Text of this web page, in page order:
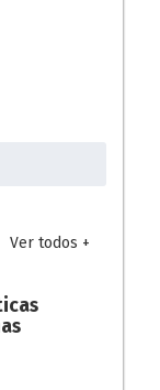
Ver todos +